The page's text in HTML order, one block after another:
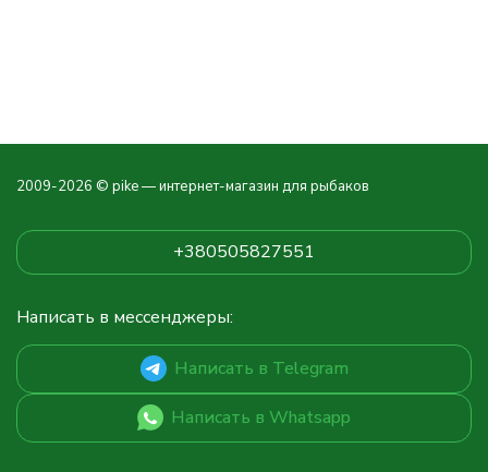
2009-2026 © pike — интернет-магазин для рыбаков
+380505827551
Написать в мессенджеры:
Написать в Telegram
Написать в Whatsapp